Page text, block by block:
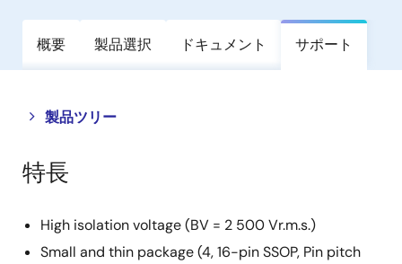
概要 製品選択 ドキュメント サポート
製品ツリー
Close
tree
menu
Open
tree
menu
特長
High isolation voltage (BV = 2 500 Vr.m.s.)
Small and thin package (4, 16-pin SSOP, Pin pitch